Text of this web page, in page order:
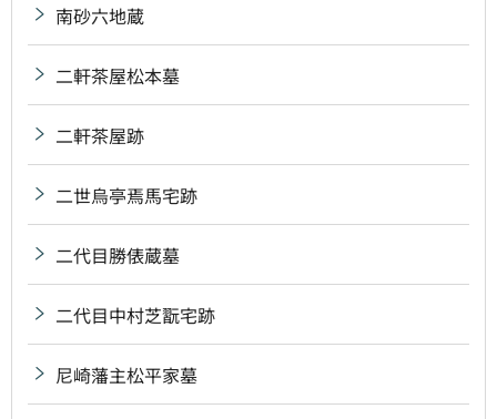
南砂六地蔵
二軒茶屋松本墓
二軒茶屋跡
二世烏亭焉馬宅跡
二代目勝俵蔵墓
二代目中村芝翫宅跡
尼崎藩主松平家墓